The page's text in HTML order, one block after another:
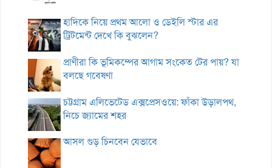
হাদিকে নিয়ে প্রথম আলো ও ডেইলি স্টার এর
ট্রিটমেন্ট দেখে কি বুঝলেন?
প্রাণীরা কি ভূমিকম্পের আগাম সংকেত টের পায়? যা
বলছে গবেষণা
চট্টগ্রাম এলিভেটেড এক্সপ্রেসওয়ে: ফাঁকা উড়ালপথ,
নিচে জ্যামের শহর
আসল গুড় চিনবেন যেভাবে